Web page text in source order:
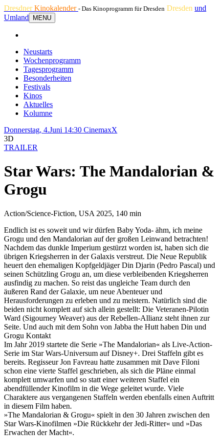
DresdnerKinokalender - Das Kinoprogramm für Dresden Dresden und
Umland
MENU
Neustarts
Wochenprogramm
Tagesprogramm
Besonderheiten
Festivals
Kinos
Aktuelles
Kolumne
Donnerstag, 4.Juni 14:30 CinemaxX
3D
TRAILER
Star Wars: The Mandalorian &
Grogu
Action/Science-Fiction, USA 2025, 140 min
Endlich ist es soweit und wir dürfen Baby Yoda- ähm, ich meine
Grogu und den Mandalorian auf der großen Leinwand betrachten!
Nachdem das dunkle Imperium gestürzt worden ist, haben sich die
übrigen Kriegsherren in der Galaxis verstreut. Die Neue Republik
heuert den ehemaligen Kopfgeldjäger Din Djarin (Pedro Pascal) und
seinen Schützling Grogu an, um diese verbleibenden Kriegsherren
ausfindig zu machen. So reist das ungleiche Team durch den
äußeren Rand der Galaxie, um neue Abenteuer und
Herausforderungen zu erleben und zu meistern. Natürlich sind die
beiden nicht komplett auf sich allein gestellt: Die Veteranen-Pilotin
Ward (Sigourney Weaver) aus der Rebellen-Allianz steht ihnen zur
Seite. Und auch mit dem Sohn von Jabba the Hutt haben Din und
Grogu Kontakt
Im Jahr 2019 startete die Serie »The Mandalorian« als Live-Action-
Serie im Star Wars-Universum auf Disney+. Drei Staffeln gibt es
bereits. Regisseur Jon Favreau hatte zusammen mit Dave Filoni
schon eine vierte Staffel geschrieben, als sich die Pläne einmal
komplett umwarfen und so statt einer weiteren Staffel ein
abendfüllender Kinofilm in die Wege geleitet wurde. Viele
Charaktere aus vergangenen Staffeln werden ebenfalls einen Auftritt
in diesem Film haben.
»The Mandalorian & Grogu« spielt in den 30 Jahren zwischen den
Star Wars-Kinofilmen »Die Rückkehr der Jedi-Ritter« und »Das
Erwachen der Macht«.